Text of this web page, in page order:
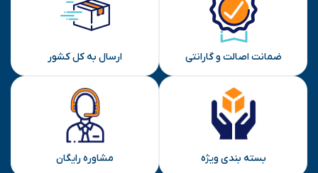
ضمانت اصالت و گارانتی ارسال به کل کشور
بسته بندی ویژه مشاوره رایگان